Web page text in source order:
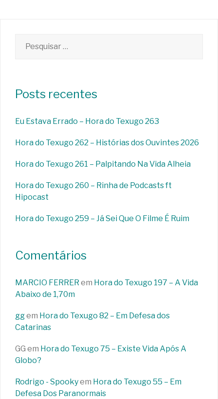
por:
Posts recentes
Eu Estava Errado – Hora do Texugo 263
Hora do Texugo 262 – Histórias dos Ouvintes 2026
Hora do Texugo 261 – Palpitando Na Vida Alheia
Hora do Texugo 260 – Rinha de Podcasts ft
Hipocast
Hora do Texugo 259 – Já Sei Que O Filme É Ruim
Comentários
MARCIO FERRER em Hora do Texugo 197 – A Vida
Abaixo de 1,70m
ggem Hora do Texugo 82 – Em Defesa dos
Catarinas
GG em Hora do Texugo 75 – Existe Vida Após A
Globo?
Rodrigo - Spookyem Hora do Texugo 55 – Em
Defesa Dos Paranormais